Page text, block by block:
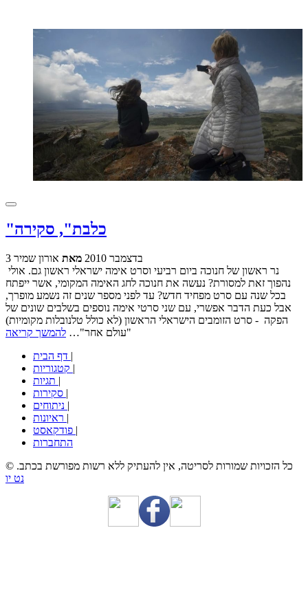
"כלבת", סקירה
3 בדצמבר 2010 מאת אורון שמיר
נהפוך זאת למסורת? נעשה את חנוכה לחג האימה המקומי, אשר ייפתח
בכל שנה עם סרט מפחיד חדש? עד לפני מספר שנים זה נשמע מופרך,
אבל כעת הדבר אפשרי, עם שני סרטי אימה נוספים בשלבים שונים של
הפקה - סרט הזומבים הישראלי הראשון (לא כולל טלנובלות מקומיות)
"עולם אחר"… להמשך קריאה
|
|
|
|
|
|
|
התחברות
© כל הזכויות שמורות לסריטה, אין להעתיק ללא רשות מפורשת בכתב.
נט יו